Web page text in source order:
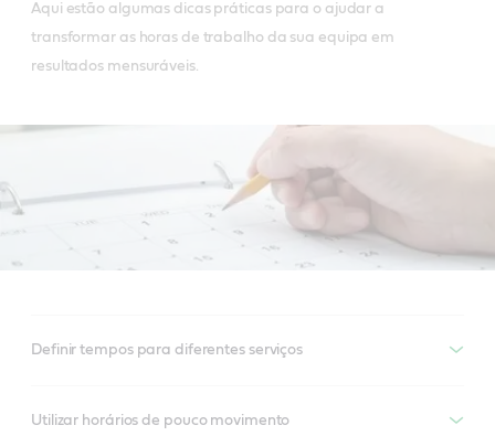
Aqui estão algumas dicas práticas para o ajudar a
transformar as horas de trabalho da sua equipa em
resultados mensuráveis.
Definir tempos para diferentes serviços
Utilizar horários de pouco movimento